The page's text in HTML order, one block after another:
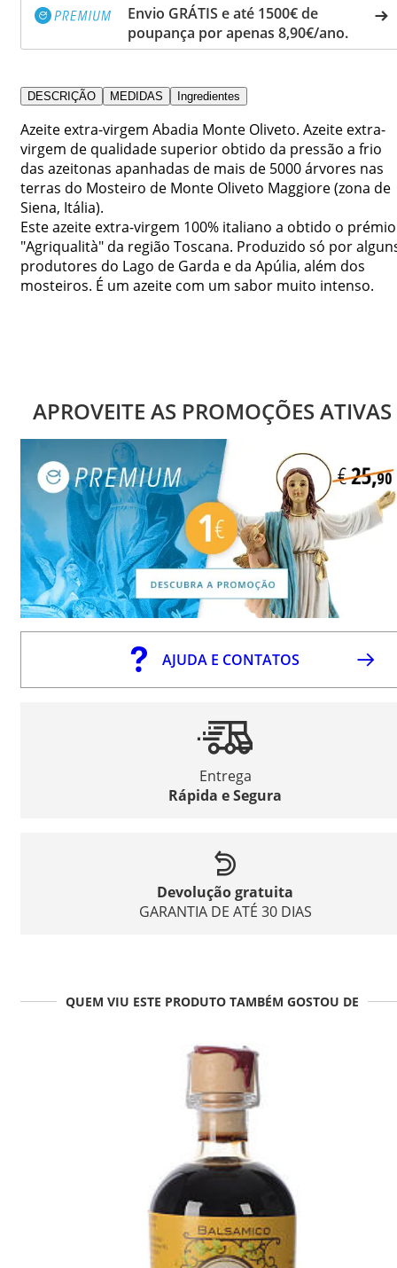
Envio GRÁTIS e até 1500€ de
poupança por apenas 8,90€/ano.
DESCRIÇÃO MEDIDAS Ingredientes
Azeite extra-virgem Abadia Monte Oliveto. Azeite extra-
virgem de qualidade superior obtido da pressão a frio
das azeitonas apanhadas de mais de 5000 árvores nas
terras do Mosteiro de Monte Oliveto Maggiore (zona de
Siena, Itália).
Este azeite extra-virgem 100% italiano a obtido o prémio
"Agriqualità" da região Toscana. Produzido só por
produtores do Lago de Garda e da Apúlia, além dos
mosteiros. É um azeite com um sabor muito intenso.
APROVEITE AS PROMOÇÕES ATIVAS
AJUDA E CONTATOS
Entrega
Rápida e Segura
Devolução gratuita
GARANTIA DE ATÉ 30 DIAS
QUEM VIU ESTE PRODUTO TAMBÉM GOSTOU DE